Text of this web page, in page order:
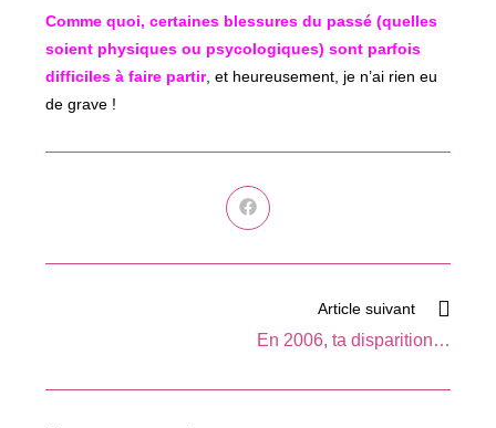
Comme quoi, certaines blessures du passé (quelles
soient physiques ou psycologiques) sont parfois
difficiles à faire partir, et heureusement, je n’ai rien eu
de grave !
Ouvrir
dans
autre
Article suivant
En 2006, ta disparition…